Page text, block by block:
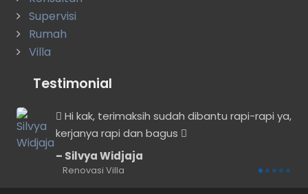
Supervisi
Rumah
Villa
Testimonial
Hi kak, terimaksih sudah dibantu rapi-rapi ya,
kerjanya rapi dan bagus
Silvya Widjaja
Renovasi Villa